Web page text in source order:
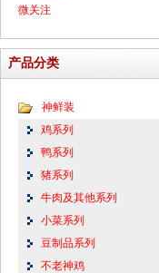
微关注
产品分类
神鲜装
鸡系列
鸭系列
猪系列
牛肉及其他系列
小菜系列
豆制品系列
不老神鸡